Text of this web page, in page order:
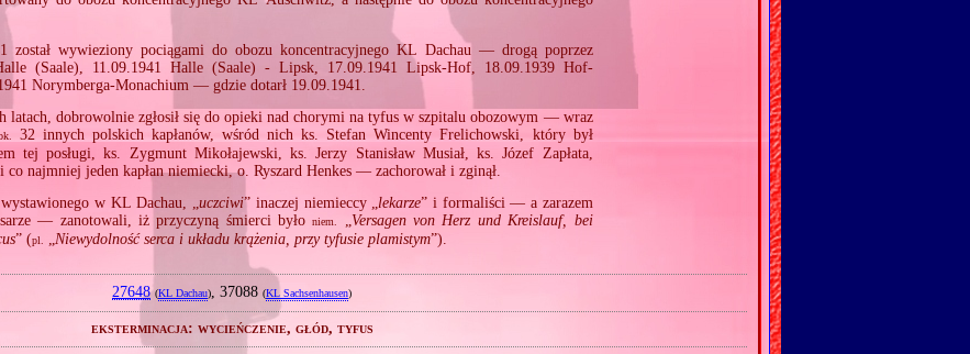
został wywieziony pociągami do obozu koncentracyjnego KL Dachau — drogą poprzez
(Saale), 11.09.1941 Halle (Saale) ‐ Lipsk, 17.09.1941 Lipsk‐Hof, 18.09.1939 Hof‐
Norymberga‐Monachium — gdzie dotarł 19.09.1941.
latach, dobrowolnie zgłosił się do opieki nad chorymi na tyfus w szpitalu obozowym — wraz
32 innych polskich kapłanów, wśród nich ks. Stefan Wincenty Frelichowski, który był
tej posługi, ks. Zygmunt Mikołajewski, ks. Jerzy Stanisław Musiał, ks. Józef Zapłata,
najmniej jeden kapłan niemiecki, o. Ryszard Henkes — zachorował i zginął.
w KL Dachau, „uczciwi” inaczej niemieccy „ lekarze” i formaliści — a zarazem
— zanotowali, iż przyczyną śmierci byłoniem.
Versagen von Herz und Kreislauf, bei
” (pl. Niewydolność serca i układu krążenia, przy tyfusie plamistym”).
27648 (KL Dachau) , 37088 (KL Sachsenhausen)
eksterminacja: wycieńczenie, głód, tyfus